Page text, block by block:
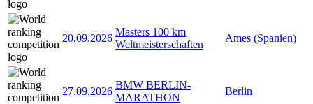
20.09.2026
Masters 100 km
Weltmeisterschaften
Ames (Spanien)
27.09.2026
BMW BERLIN-
MARATHON
Berlin